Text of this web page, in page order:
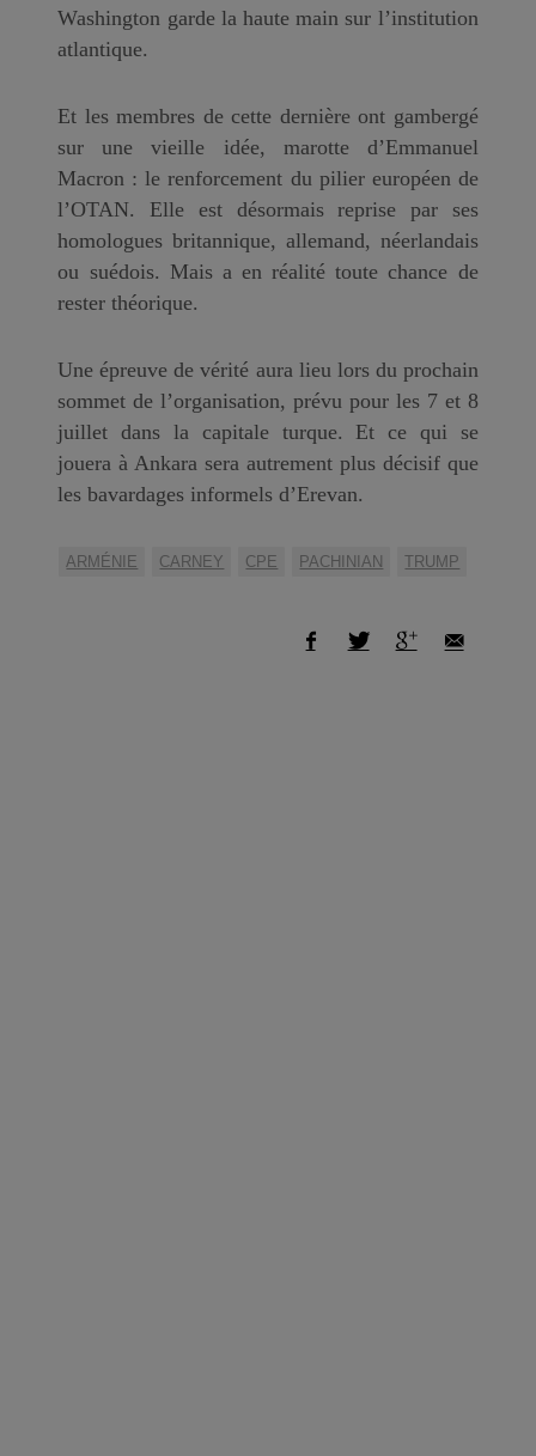
Washington garde la haute main sur l’institution
atlantique.
Et les membres de cette dernière ont gambergé
sur une vieille idée, marotte d’Emmanuel
Macron : le renforcement du pilier européen de
l’OTAN. Elle est désormais reprise par ses
homologues britannique, allemand, néerlandais
ou suédois. Mais a en réalité toute chance de
rester théorique.
Une épreuve de vérité aura lieu lors du prochain
sommet de l’organisation, prévu pour les 7 et 8
juillet dans la capitale turque. Et ce qui se
jouera à Ankara sera autrement plus décisif que
les bavardages informels d’Erevan.
ARMÉNIE CARNEY CPE PACHINIAN TRUMP